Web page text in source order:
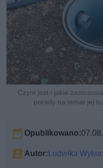
Czym jest i jakie
porady na temat jej
Opublikowano:
Autor: Ludwika